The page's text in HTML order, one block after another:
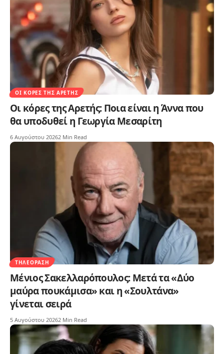
ΟΙ ΚΌΡΕΣ ΤΗΣ ΑΡΕΤΉΣ
Οι κόρες της Αρετής: Ποια είναι η Άννα που
θα υποδυθεί η Γεωργία Μεσαρίτη
6 Αυγούστου 20262 Min Read
ΤΗΛΕΌΡΑΣΗ
Μένιος Σακελλαρόπουλος: Μετά τα «Δύο
μαύρα πουκάμισα» και η «Σουλτάνα»
γίνεται σειρά
5 Αυγούστου 20262 Min Read